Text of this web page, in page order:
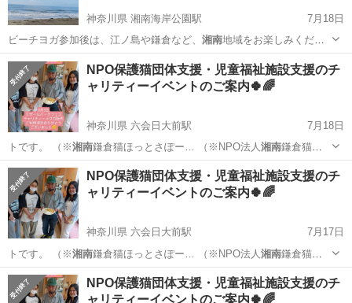
神奈川県 湘南海岸公園駅
7月18日
ビーチヨガ参加後は、江ノ島や鎌倉など、 湘南地域をお楽しみくださ
い。 ヨガが…
神奈川 藤沢市 湘南海岸公園駅 スポーツ
NPO保護猫団体支援・児童福祉施設支援のチ
ャリティーイベントのご案内🍀🌈
神奈川県 六会日大前駅
7月18日
トです。 （※湘南 鎌倉猫ほっとさぽー… （※NPO法人湘南鎌倉猫ほ
っとさぽー…
神奈川 藤沢市 六会日大前駅 その他 塗り絵
NPO保護猫団体支援・児童福祉施設支援のチ
ャリティーイベントのご案内🍀🌈
神奈川県 六会日大前駅
7月17日
トです。 （※湘南 鎌倉猫ほっとさぽー… （※NPO法人湘南鎌倉猫ほ
っとさぽー…
神奈川 藤沢市 六会日大前駅 その他 塗り絵
NPO保護猫団体支援・児童福祉施設支援のチ
ャリティーイベントのご案内🍀🌈